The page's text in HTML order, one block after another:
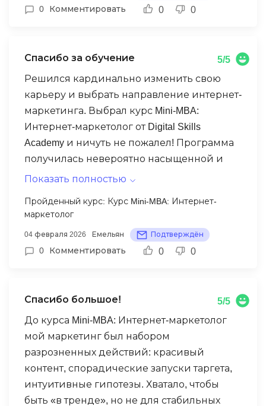
Рекомендую коллегам для повышения
0 Комментировать 0 0
Спасибо за обучение
5/5
Решился кардинально изменить свою
карьеру и выбрать направление интернет-
маркетинга. Выбрал курс Mini-MBA:
Интернет-маркетолог от Digital Skills
Academy и ничуть не пожалел! Программа
получилась невероятно насыщенной и
практической: целых 17 модулей, 64
практики! Особенно поразило качество
почувствовал, как растёт моя уверенность
в знаниях и навыках. Отдельное спасибо
составляю своё первое портфолио и
планирую откликнуться на интересные
вакансии. Рекомендую всем, кто хочет
перейти в цифровую сферу и обрести
твёрдые профессиональные навыки!
Показать полностью
Пройденный курс: Курс Mini-MBA: Интернет-
маркетолог
04 февраля 2026 Емельян Подтверждён
0 Комментировать 0 0
Спасибо большое!
5/5
До курса Mini-MBA: Интернет-маркетолог
мой маркетинг был набором
разрозненных действий: красивый
контент, спорадические запуски таргета,
интуитивные гипотезы. Хватало, чтобы
быть «в тренде», но не для стабильных